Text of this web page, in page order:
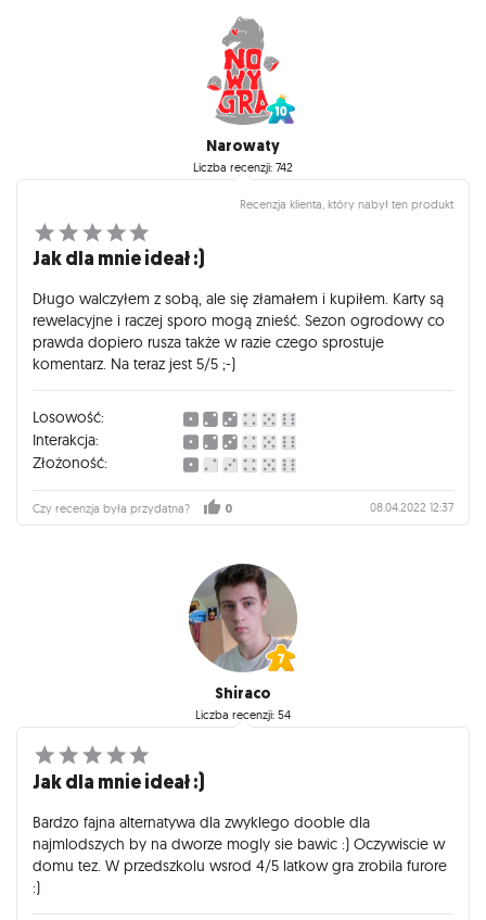
Narowaty
Liczba recenzji: 742
Recenzja klienta, który nabył ten produkt
Jak dla mnie ideał :)
Długo walczyłem z sobą, ale się złamałem i kupiłem. Karty są
rewelacyjne i raczej sporo mogą znieść. Sezon ogrodowy co
prawda dopiero rusza także w razie czego sprostuje
komentarz. Na teraz jest 5/5 ;-)
Losowość:
Interakcja:
Złożoność:
Czy recenzja była przydatna? 0 08.04.2022 12:37
Shiraco
Liczba recenzji: 54
Jak dla mnie ideał :)
Bardzo fajna alternatywa dla zwyklego dooble dla
najmlodszych by na dworze mogly sie bawic :) Oczywiscie w
domu tez. W przedszkolu wsrod 4/5 latkow gra zrobila furore
:)